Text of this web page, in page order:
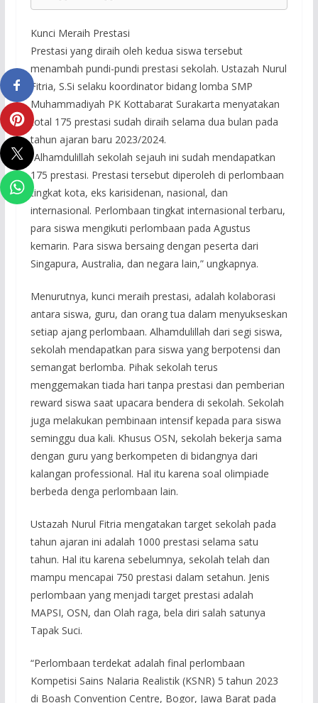
Kunci Meraih Prestasi
Prestasi yang diraih oleh kedua siswa tersebut
menambah pundi-pundi prestasi sekolah. Ustazah Nurul
Fitria, S.Si selaku koordinator bidang lomba SMP
Muhammadiyah PK Kottabarat Surakarta menyatakan
total 175 prestasi sudah diraih selama dua bulan pada
tahun ajaran baru 2023/2024.
“Alhamdulillah sekolah sejauh ini sudah mendapatkan
175 prestasi. Prestasi tersebut diperoleh di perlombaan
tingkat kota, eks karisidenan, nasional, dan
internasional. Perlombaan tingkat internasional terbaru,
para siswa mengikuti perlombaan pada Agustus
kemarin. Para siswa bersaing dengan peserta dari
Singapura, Australia, dan negara lain,” ungkapnya.
Menurutnya, kunci meraih prestasi, adalah kolaborasi
antara siswa, guru, dan orang tua dalam menyukseskan
setiap ajang perlombaan. Alhamdulillah dari segi siswa,
sekolah mendapatkan para siswa yang berpotensi dan
semangat berlomba. Pihak sekolah terus
menggemakan tiada hari tanpa prestasi dan pemberian
reward siswa saat upacara bendera di sekolah. Sekolah
juga melakukan pembinaan intensif kepada para siswa
seminggu dua kali. Khusus OSN, sekolah bekerja sama
dengan guru yang berkompeten di bidangnya dari
kalangan professional. Hal itu karena soal olimpiade
berbeda denga perlombaan lain.
Ustazah Nurul Fitria mengatakan target sekolah pada
tahun ajaran ini adalah 1000 prestasi selama satu
tahun. Hal itu karena sebelumnya, sekolah telah dan
mampu mencapai 750 prestasi dalam setahun. Jenis
perlombaan yang menjadi target prestasi adalah
MAPSI, OSN, dan Olah raga, bela diri salah satunya
Tapak Suci.
“Perlombaan terdekat adalah final perlombaan
Kompetisi Sains Nalaria Realistik (KSNR) 5 tahun 2023
di Boash Convention Centre, Bogor, Jawa Barat pada